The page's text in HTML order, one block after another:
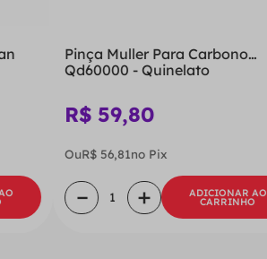
Pinça Muller Para Carbono
Qd60000 - Quinelato
R$ 59,80
OuR$ 56,81no Pix
＋
－ ADICIONAR AO
CARRINHO